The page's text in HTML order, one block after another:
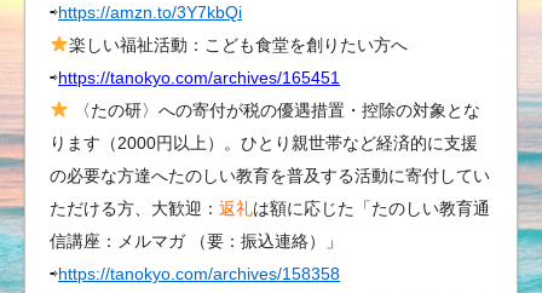
理
科
た
し
く
③
は
⇨https://amzn.to/3Y7kbQi
楽しい福祉活動：こども食堂を創りたい方へ
⇨https://tanokyo.com/archives/165451
〈たの研〉への寄付が税の優遇措置・控除の対象とな
ります（2000円以上）。ひとり親世帯など経済的に支援
の必要な方達へたのしい教育を普及する活動に寄付してい
ただける方、大歓迎： 返礼は額に応じた「たのしい教育通
信講座：メルマガ （要：振込連絡）」
⇨https://tanokyo.com/archives/158358